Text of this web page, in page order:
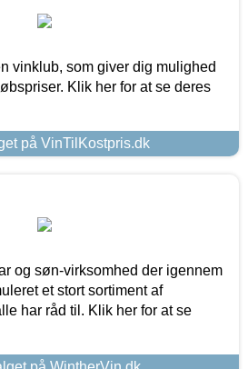
vinklub, som giver dig mulighed
Klik her for at se deres
på VinTilKostpris.dk
og søn-virksomhed der igennem
et stort sortiment af
har råd til. Klik her for at se